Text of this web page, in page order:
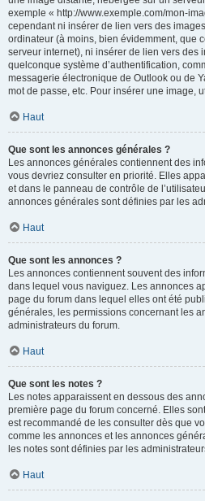
exemple « http://www.exemple.com/mon-
cependant ni insérer de lien vers des
ordinateur (à moins, bien évidemment, que
serveur internet), ni insérer de lien vers des
quelconque système d’authentification,
messagerie électronique de Outlook ou de
mot de passe, etc. Pour insérer une image,
Haut
Que sont les annonces générales ?
Les annonces générales contiennent des
vous devriez consulter en priorité. Elles
et dans le panneau de contrôle de
annonces générales sont définies par les
Haut
Que sont les annonces ?
Les annonces contiennent souvent des
dans lequel vous naviguez. Les annonces
page du forum dans lequel elles ont été
générales, les permissions concernant les
administrateurs du forum.
Haut
Que sont les notes ?
Les notes apparaissent en dessous des
première page du forum concerné. Elles
est recommandé de les consulter dès que
comme les annonces et les annonces
les notes sont définies par les
Haut